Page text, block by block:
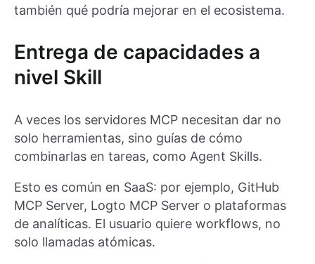
también qué podría mejorar en el ecosistema.
Entrega de capacidades a
nivel Skill
A veces los servidores MCP necesitan dar no
solo herramientas, sino guías de cómo
combinarlas en tareas, como Agent Skills.
Esto es común en SaaS: por ejemplo, GitHub
MCP Server, Logto MCP Server o plataformas
de analíticas. El usuario quiere workflows, no
solo llamadas atómicas.